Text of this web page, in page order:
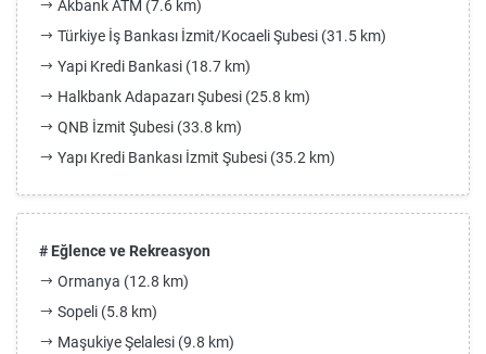
Akbank ATM (7.6 km)
Türkiye İş Bankası İzmit/Kocaeli Şubesi (31.5 km)
Yapi Kredi Bankasi (18.7 km)
Halkbank Adapazarı Şubesi (25.8 km)
QNB İzmit Şubesi (33.8 km)
Yapı Kredi Bankası İzmit Şubesi (35.2 km)
# Eğlence ve Rekreasyon
Ormanya (12.8 km)
Sopeli (5.8 km)
Maşukiye Şelalesi (9.8 km)